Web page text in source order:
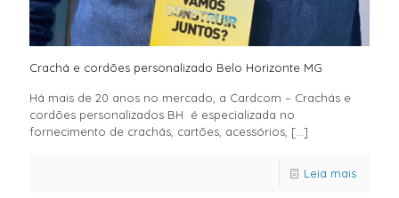
Crachá e cordões personalizado Belo Horizonte MG
Há mais de 20 anos no mercado, a Cardcom – Crachás e
cordões personalizados BH é especializada no
fornecimento de crachás, cartões, acessórios, […]
Leia mais